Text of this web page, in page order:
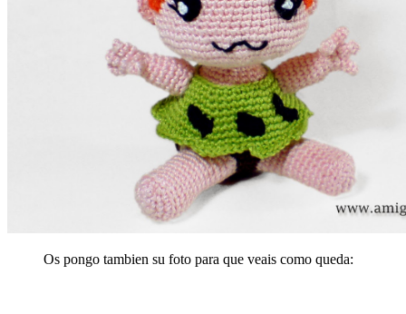
Os pongo tambien su foto para que veais como queda: